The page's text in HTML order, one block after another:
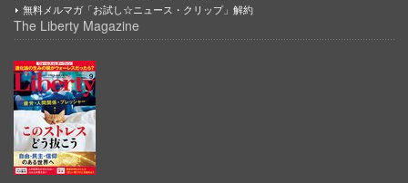
無料メルマガ「お試し☆ニュース・クリップ」解約
The Liberty Magazine